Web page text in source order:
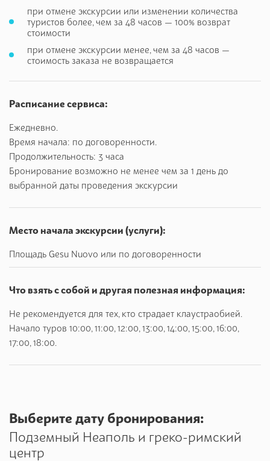
С появлением акведука возникла и новая профессия —
pozzaro — чистильщик резервуаров, от слова pozzo —
колодец. При появлении современного водопровода
античный был заброшен. В него стали сбрасывать мусор,
строительные отходы. Кое-какие пространства пошли под
погреба.
Подземный Неаполь находится в историческом греко-
римском центре — мы осмотрим и его. Эта часть города
находится под защитой ЮНЕСКО, его называют музей под
открытым небом. Вы увидите старинные церкви, пройдете
по Спакканаполи — месту, где в полном объеме
представлены культура и традиции Неаполя. Мы посетим
изготавливают рождественский вертеп. Сюда отправляются
за сувенирами, подарками и уникальными вещичками от
местных ремесленников.
при отмене экскурсии или изменении количества
туристов более, чем за 48 часов — 100% возврат
стоимости
при отмене экскурсии менее, чем за 48 часов —
стоимость заказа не возвращается
Расписание сервиса:
Ежедневно.
Время начала: по договоренности.
Продолжительность: 3 часа
Бронирование возможно не менее чем за 1 день до
выбранной даты проведения экскурсии
Место начала экскурсии (услуги):
Площадь Gesu Nuovo или по договоренности
Что взять с собой и другая полезная информация:
Не рекомендуется для тех, кто страдает клаустраобией.
Начало туров 10:00, 11:00, 12:00, 13:00, 14:00, 15:00, 16:00,
17:00, 18:00.
Выберите дату бронирования:
Подземный Неаполь и греко-римский
центр